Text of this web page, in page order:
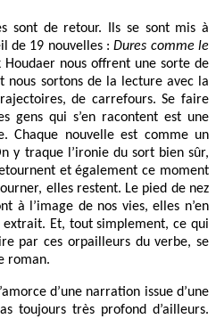
sont de retour. Ils se sont mis à
de 19 nouvelles :Dures comme le
nous offrent une sorte de
sortons de la lecture avec la
de carrefours. Se faire
gens qui s’en racontent est une
Chaque nouvelle est comme un
y traque l’ironie du sort bien sûr,
et également ce moment
elles restent. Le pied de nez
à l’image de nos vies, elles n’en
extrait. Et, tout simplement, ce qui
par ces orpailleurs du verbe, se
roman.
d’une narration issue d’une
toujours très profond d’ailleurs.